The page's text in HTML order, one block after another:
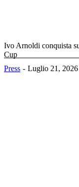
Ivo Arnoldi conquista
Cup
Press
Luglio 21, 2026